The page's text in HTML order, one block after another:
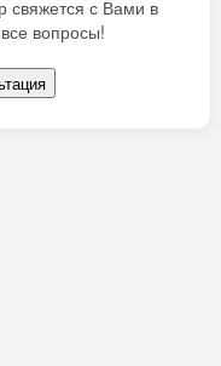
свяжется с Вами в
вопросы!